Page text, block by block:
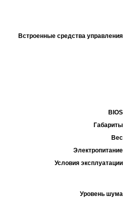
Встроенные средства управления
BIOS
Габариты
Вес
Электропитание
Условия эксплуатации
Уровень шума